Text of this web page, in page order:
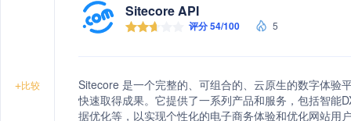
+比较
Sitecore API
评分 54/100 5
Sitecore 是一个完整的、可组合的、云原生的数字体验
快速取得成果。它提供了一系列产品和服务，包括智能
据优化等，以实现个性化的电子商务体验和优化网站用